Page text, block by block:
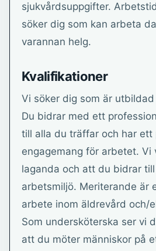
sjukvårdsuppgifter.
söker dig som kan arbeta
varannan helg.
Kvalifikationer
Vi söker dig som är
Du bidrar med ett
till alla du träffar och har ett
engagemang för arbetet. Vi
laganda och att du bidrar
arbetsmiljö. Meriterande är
arbete inom äldrevård och/
Som undersköterska ser vi
att du möter människor på